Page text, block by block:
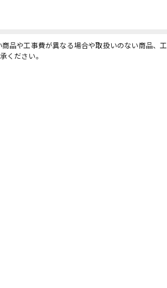
品や工事費が異なる場合や取扱いのない商品、工
ください。